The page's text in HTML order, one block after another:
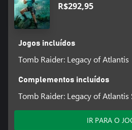
R$292,95
Jogos incluídos
Tomb Raider: Legacy of Atlantis
Complementos incluídos
Tomb Raider: Legacy of
IR PARA O